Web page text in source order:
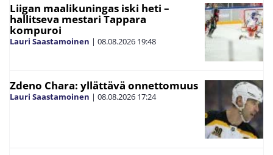
Liigan maalikuningas iski heti –
hallitseva mestari Tappara
kompuroi
Lauri Saastamoinen | 08.08.2026 19:48
Zdeno Chara: yllättävä onnettomuus
Lauri Saastamoinen | 08.08.2026 17:24